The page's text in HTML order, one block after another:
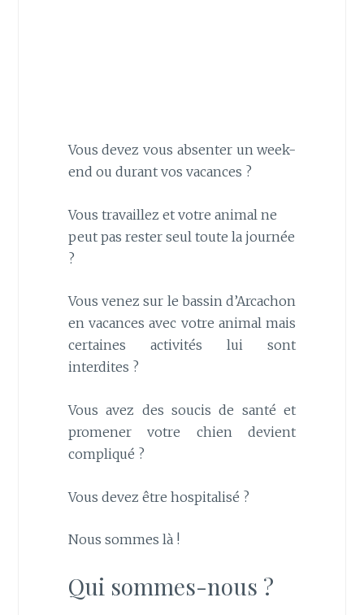
Vous devez vous absenter un week-
end ou durant vos vacances ?
Vous travaillez et votre animal ne
peut pas rester seul toute la journée
?
Vous venez sur le bassin d’Arcachon
en vacances avec votre animal mais
certaines activités lui sont
interdites ?
Vous avez des soucis de santé et
promener votre chien devient
compliqué ?
Vous devez être hospitalisé ?
Nous sommes là !
Qui sommes-nous ?